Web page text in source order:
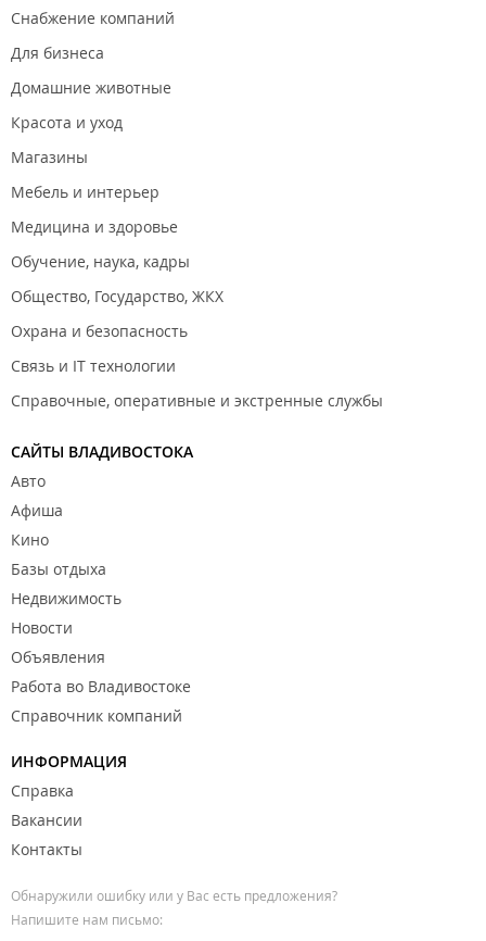
Снабжение компаний
Для бизнеса
Домашние животные
Красота и уход
Магазины
Мебель и интерьер
Медицина и здоровье
Обучение, наука, кадры
Общество, Государство, ЖКХ
Охрана и безопасность
Связь и IT технологии
Справочные, оперативные и экстренные службы
САЙТЫ ВЛАДИВОСТОКА
Авто
Афиша
Кино
Базы отдыха
Недвижимость
Новости
Объявления
Работа во Владивостоке
Справочник компаний
ИНФОРМАЦИЯ
Справка
Вакансии
Контакты
Обнаружили ошибку или у Вас есть предложения?
Напишите нам письмо: